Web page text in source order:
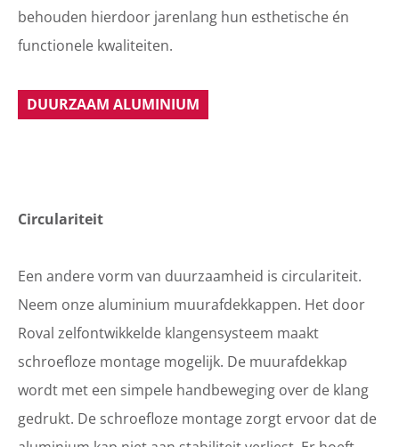
behouden hierdoor jarenlang hun esthetische én
functionele kwaliteiten.
DUURZAAM ALUMINIUM
Circulariteit
Een andere vorm van duurzaamheid is circulariteit.
Neem onze aluminium muurafdekkappen. Het door
Roval zelfontwikkelde klangensysteem maakt
schroefloze montage mogelijk. De muurafdekkap
wordt met een simpele handbeweging over de klang
gedrukt. De schroefloze montage zorgt ervoor dat de